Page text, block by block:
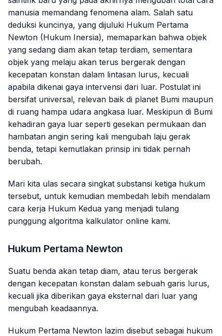
manusia memandang fenomena alam. Salah satu
deduksi kuncinya, yang dijuluki Hukum Pertama
Newton (Hukum Inersia), memaparkan bahwa objek
yang sedang diam akan tetap terdiam, sementara
objek yang melaju akan terus bergerak dengan
kecepatan konstan dalam lintasan lurus, kecuali
apabila dikenai gaya intervensi dari luar. Postulat ini
bersifat universal, relevan baik di planet Bumi maupun
di ruang hampa udara angkasa luar. Meskipun di Bumi
kehadiran gaya luar seperti gesekan permukaan dan
hambatan angin sering kali mengubah laju gerak
benda, tetapi kemutlakan prinsip ini tidak pernah
berubah.
Mari kita ulas secara singkat substansi ketiga hukum
tersebut, untuk kemudian membedah lebih mendalam
cara kerja Hukum Kedua yang menjadi tulang
punggung algoritma kalkulator online kami.
Hukum Pertama Newton
Suatu benda akan tetap diam, atau terus bergerak
dengan kecepatan konstan dalam sebuah garis lurus,
kecuali jika diberikan gaya eksternal dari luar yang
mengubah keadaannya.
Hukum Pertama Newton lazim disebut sebagai hukum